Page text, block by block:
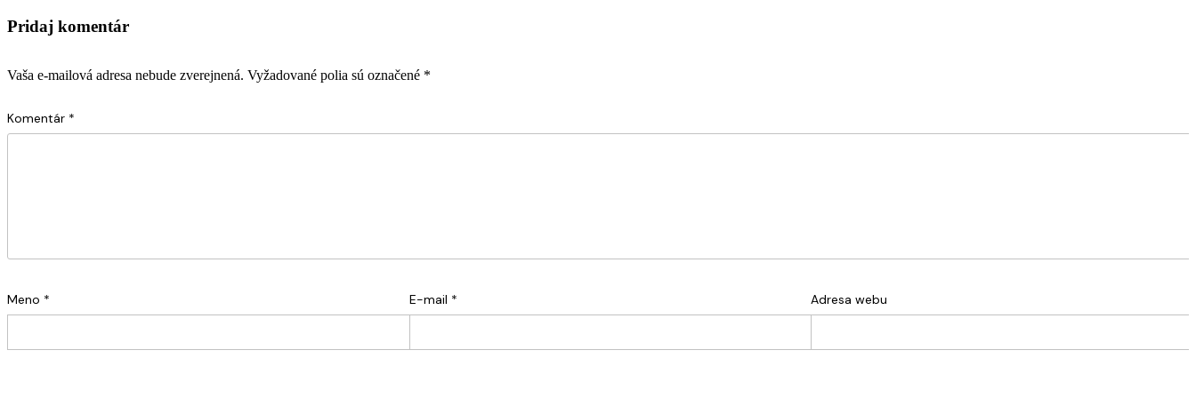
Pridaj komentár
Vaša e-mailová adresa nebude zverejnená. Vyžadované polia sú označené *
Komentár *
Meno * E-mail * Adresa webu